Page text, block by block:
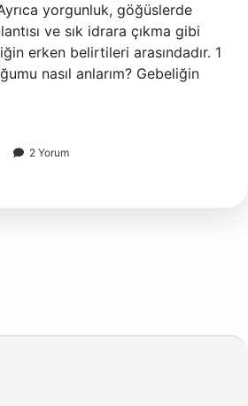
yorgunluk, göğüslerde
ve sık idrara çıkma gibi
erken belirtileri arasındadır. 1
nasıl anlarım? Gebeliğin
2 Yorum